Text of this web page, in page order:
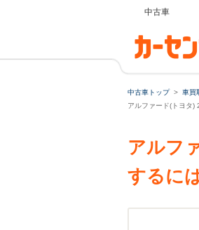
中古車
中古車トップ 車買
アルファード(トヨタ)
アルフ
するに